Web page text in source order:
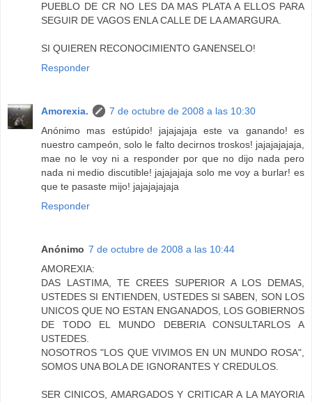
PUEBLO DE CR NO LES DA MAS PLATA A ELLOS PARA
SEGUIR DE VAGOS ENLA CALLE DE LA AMARGURA.
SI QUIEREN RECONOCIMIENTO GANENSELO!
Responder
Amorexia.
7 de octubre de 2008 a las 10:30
Anónimo mas estúpido! jajajajaja este va ganando! es
nuestro campeón, solo le falto decirnos troskos! jajajajajaja,
mae no le voy ni a responder por que no dijo nada pero
nada ni medio discutible! jajajajaja solo me voy a burlar! es
que te pasaste mijo! jajajajajaja
Responder
Anónimo 7 de octubre de 2008 a las 10:44
AMOREXIA:
DAS LASTIMA, TE CREES SUPERIOR A LOS DEMAS,
USTEDES SI ENTIENDEN, USTEDES SI SABEN, SON LOS
UNICOS QUE NO ESTAN ENGANADOS, LOS GOBIERNOS
DE TODO EL MUNDO DEBERIA CONSULTARLOS A
USTEDES.
NOSOTROS "LOS QUE VIVIMOS EN UN MUNDO ROSA",
SOMOS UNA BOLA DE IGNORANTES Y CREDULOS.
SER CINICOS, AMARGADOS Y CRITICAR A LA MAYORIA